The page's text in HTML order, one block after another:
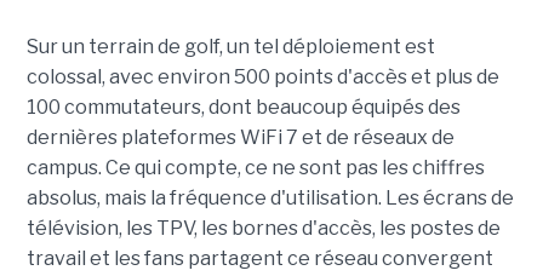
Sur un terrain de golf, un tel déploiement est
colossal, avec environ 500 points d'accès et plus de
100 commutateurs, dont beaucoup équipés des
dernières plateformes WiFi 7 et de réseaux de
campus. Ce qui compte, ce ne sont pas les chiffres
absolus, mais la fréquence d'utilisation. Les écrans de
télévision, les TPV, les bornes d'accès, les postes de
travail et les fans partagent ce réseau convergent